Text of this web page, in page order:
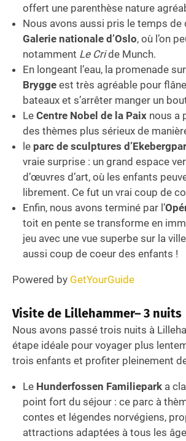
offert une parenthèse nature
Nous avons aussi pris le temps de
Galerie nationale d’Oslo, où l’on
notamment Le Cride Munch.
En longeant l’eau, la promenade
Brygge est très agréable pour
bateaux et s’arrêter manger un
Le Centre Nobel de la Paix nous a
des thèmes plus sérieux de
le parc de sculptures
vraie surprise : un grand espace
d’œuvres d’art, où les enfants
librement. Ce fut un vrai coup de
Enfin, nous avons terminé par l’
toit en pente se transforme en
jeu avec une vue superbe sur la
aussi coup de coeur des enfants !
Powered by GetYourGuide
Visite de Lillehammer– 3 nuits
Nous avons passé trois nuits à
étape idéale pour voyager plus
trois enfants et profiter pleinement
Le Hunderfossen Familiepark a
point fort du séjour : ce parc à
contes et légendes norvégiens,
attractions adaptées à tous les